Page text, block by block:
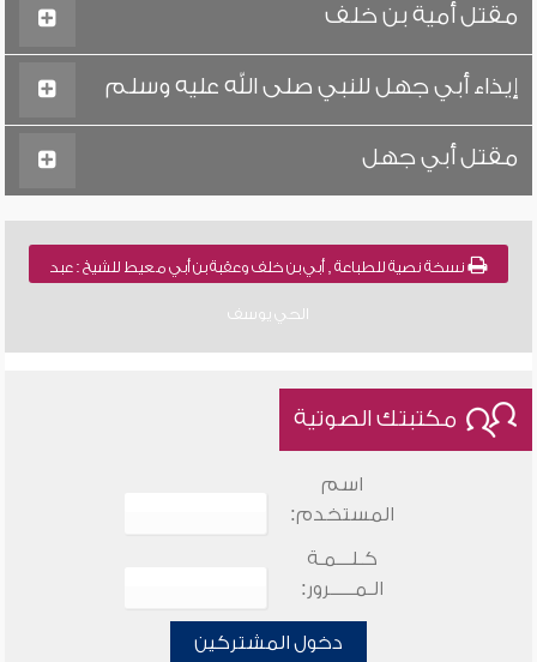
مقتل أمية بن خلف
إيذاء أبي جهل للنبي صلى الله عليه وسلم
مقتل أبي جهل
نسخة نصية للطباعة , أبي بن خلف وعقبة بن أبي معيط للشيخ : عبد
الحي يوسف
مكتبتك الصوتية
اسم
المستخدم:
كـلـــمـة
الـمـــــرور:
دخول المشتركين